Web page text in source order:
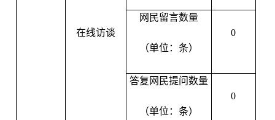
在线访谈
网民留言数量
0
（单位：条）
答复网民提问数量
0
（单位：条）